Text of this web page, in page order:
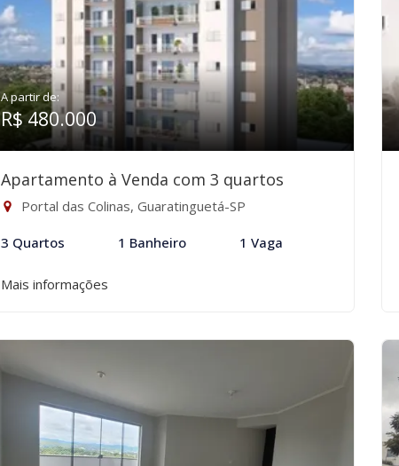
A partir de:
R$ 480.000
Apartamento à Venda com 3 quartos
Portal das Colinas, Guaratinguetá-SP
3 Quartos 1 Banheiro 1 Vaga
Mais informações